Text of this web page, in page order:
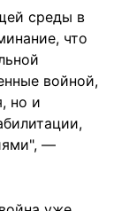
среды в
что
войной,
но и
—